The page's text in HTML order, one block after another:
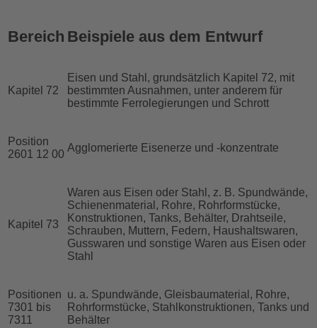
Bereich Beispiele aus dem Entwurf
Kapitel 72
Eisen und Stahl, grundsätzlich Kapitel 72, mit
bestimmten Ausnahmen, unter anderem für
bestimmte Ferrolegierungen und Schrott
Position
2601 12 00
Agglomerierte Eisenerze und -konzentrate
Kapitel 73
Waren aus Eisen oder Stahl, z. B. Spundwände,
Schienenmaterial, Rohre, Rohrformstücke,
Konstruktionen, Tanks, Behälter, Drahtseile,
Schrauben, Muttern, Federn, Haushaltswaren,
Gusswaren und sonstige Waren aus Eisen oder
Stahl
Positionen
7301 bis
7311
u. a. Spundwände, Gleisbaumaterial, Rohre,
Rohrformstücke, Stahlkonstruktionen, Tanks und
Behälter